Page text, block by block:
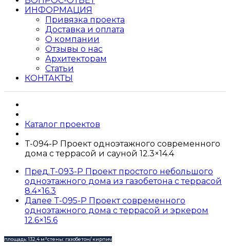
ИНФОРМАЦИЯ
Привязка проекта
Доставка и оплата
О компании
Отзывы о нас
Архитекторам
Статьи
КОНТАКТЫ
Каталог проектов
T-094-P Проект одноэтажного современного
дома с террасой и сауной 12.3×14.4
Пред.T-093-P Проект простого небольшого
одноэтажного дома из газобетона с террасой
8.4×16.3
Далее T-095-P Проект современного
одноэтажного дома с террасой и эркером
12.6×15.6
площадь: 132,4 м²стены: газобетон/ кирпич